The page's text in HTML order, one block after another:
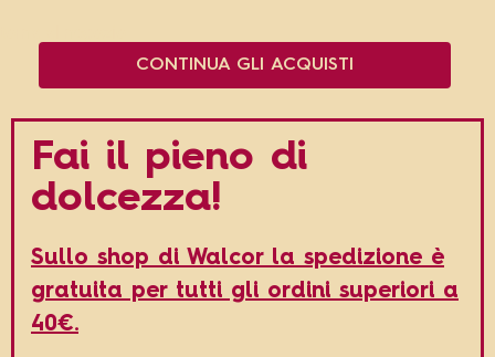
CONTINUA GLI ACQUISTI
Fai il pieno di
dolcezza!
Sullo shop di Walcor la spedizione è
gratuita per tutti gli ordini superiori a
40€.